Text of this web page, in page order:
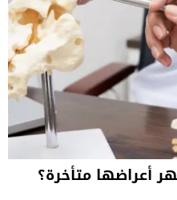
أعراضها متأخرة؟